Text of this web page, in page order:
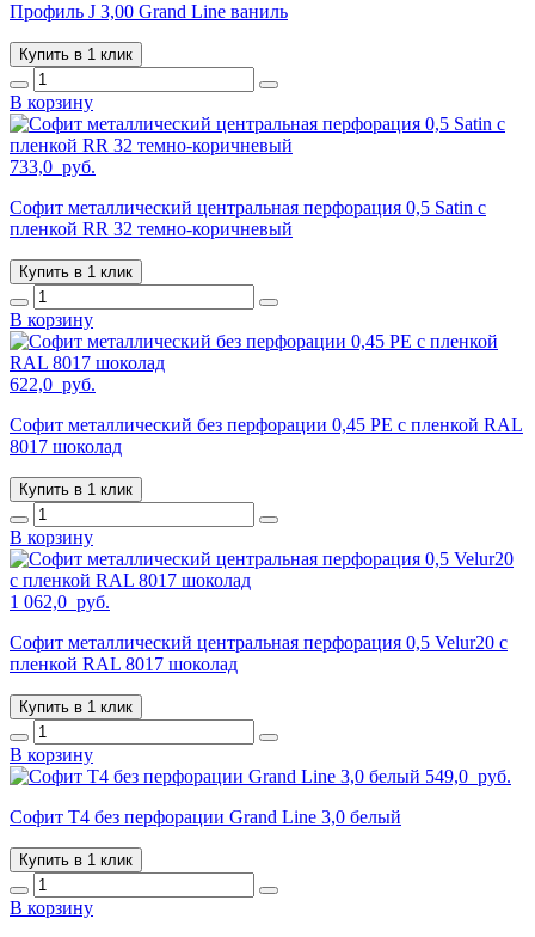
Профиль J 3,00 Grand Line ваниль
Купить в 1 клик
В корзину
733,0 руб.
Софит металлический центральная перфорация 0,5 Satin с
пленкой RR 32 темно-коричневый
Купить в 1 клик
В корзину
622,0 руб.
Софит металлический без перфорации 0,45 PE с пленкой RAL
8017 шоколад
Купить в 1 клик
В корзину
1 062,0 руб.
Софит металлический центральная перфорация 0,5 Velur20 с
пленкой RAL 8017 шоколад
Купить в 1 клик
В корзину
549,0 руб.
Софит T4 без перфорации Grand Line 3,0 белый
Купить в 1 клик
В корзину